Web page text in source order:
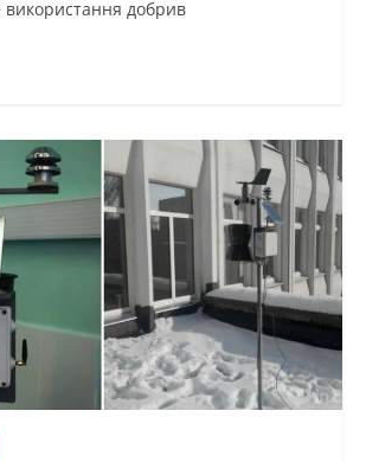
використання добрив